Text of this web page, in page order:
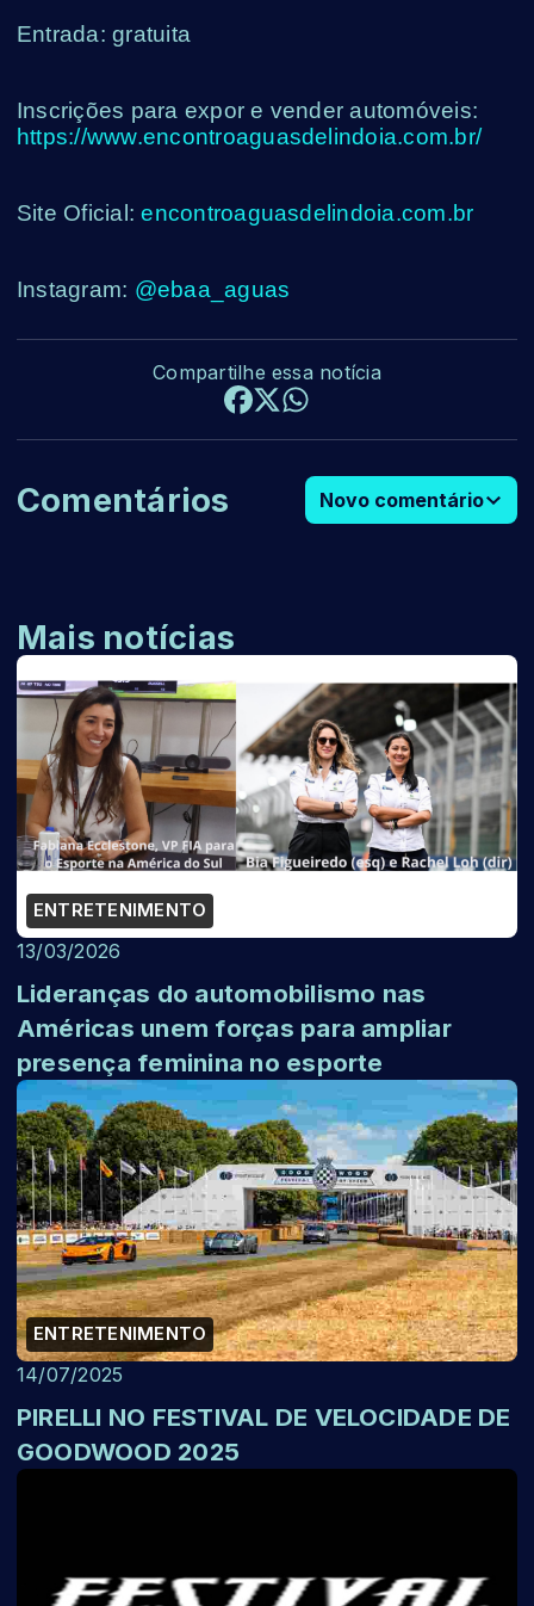
Entrada: gratuita
Inscrições para expor e vender automóveis:
https://www.encontroaguasdelindoia.com.br/
Site Oficial:encontroaguasdelindoia.com.br
Instagram: @ebaa_aguas
Compartilhe essa notícia
Comentários Novo comentário
Mais notícias
ENTRETENIMENTO
13/03/2026
Lideranças do automobilismo nas
Américas unem forças para ampliar
presença feminina no esporte
ENTRETENIMENTO
14/07/2025
PIRELLI NO FESTIVAL DE VELOCIDADE DE
GOODWOOD 2025